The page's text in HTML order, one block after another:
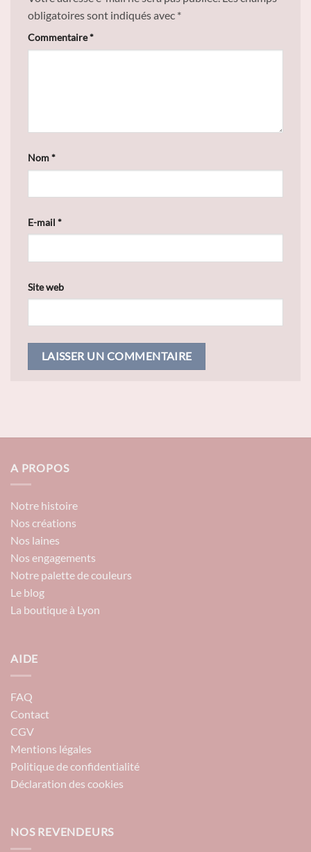
obligatoires sont indiqués avec *
Commentaire*
Nom*
E-mail *
Site web
A PROPOS
Notre histoire
Nos créations
Nos laines
Nos engagements
Notre palette de couleurs
Le blog
La boutique à Lyon
AIDE
FAQ
Contact
CGV
Mentions légales
Politique de confidentialité
Déclaration des cookies
NOS REVENDEURS